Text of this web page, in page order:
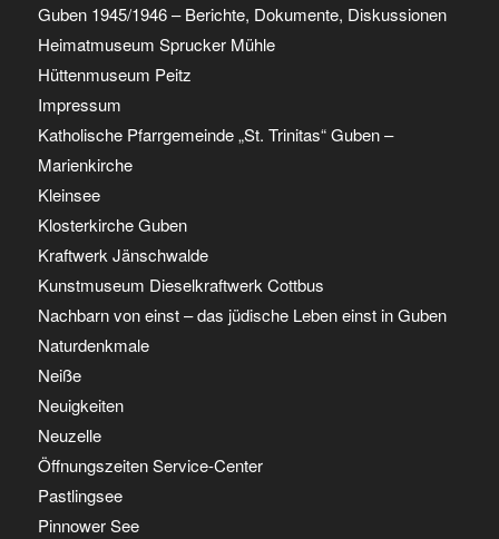
Guben 1945/1946 – Berichte, Dokumente, Diskussionen
Heimatmuseum Sprucker Mühle
Hüttenmuseum Peitz
Impressum
Katholische Pfarrgemeinde „St. Trinitas“ Guben –
Marienkirche
Kleinsee
Klosterkirche Guben
Kraftwerk Jänschwalde
Kunstmuseum Dieselkraftwerk Cottbus
Nachbarn von einst – das jüdische Leben einst in Guben
Naturdenkmale
Neiße
Neuigkeiten
Neuzelle
Öffnungszeiten Service-Center
Pastlingsee
Pinnower See